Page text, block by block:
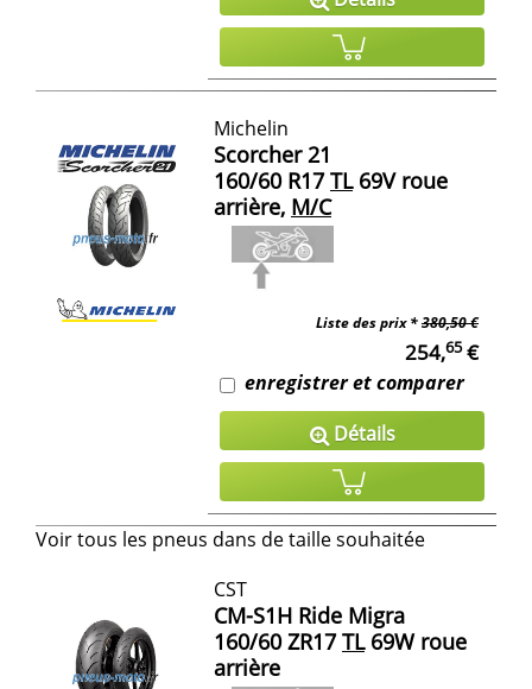
Michelin
Scorcher 21
160/60 R17 TL69V roue
arrière, M/C
Liste des prix *380,50 €
254,65€
enregistrer et comparer
Détails
Voir tous les pneus dans de taille souhaitée
CST
CM-S1H Ride Migra
160/60 ZR17 TL69W roue
arrière